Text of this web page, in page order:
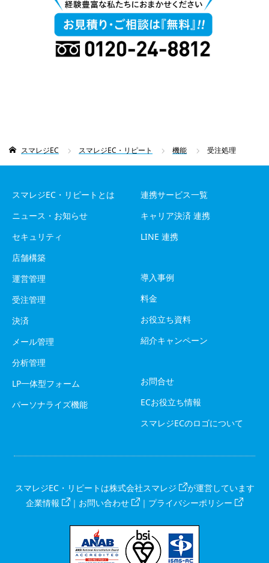
スマレジEC スマレジEC・リピート 機能 受注処理
スマレジEC・リピートとは
ニュース・お知らせ
セキュリティ
店舗構築
運営管理
受注管理
決済
メール管理
分析管理
LP一体型フォーム
パーソナライズ機能
連携サービス一覧
キャリア決済 連携
LINE 連携
導入事例
料金
お役立ち資料
紹介キャンペーン
お問合せ
ECお役立ち情報
スマレジECのロゴについて
スマレジEC・リピートは株式会社スマレジ
が運営しています
企業情報
｜ お問い合わせ ｜ プライバシーポリシー